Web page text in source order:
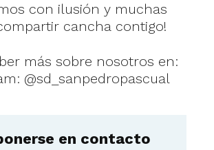
con ilusión y muchas
cancha contigo!
más sobre nosotros en:
@sd_sanpedropascual
en contacto